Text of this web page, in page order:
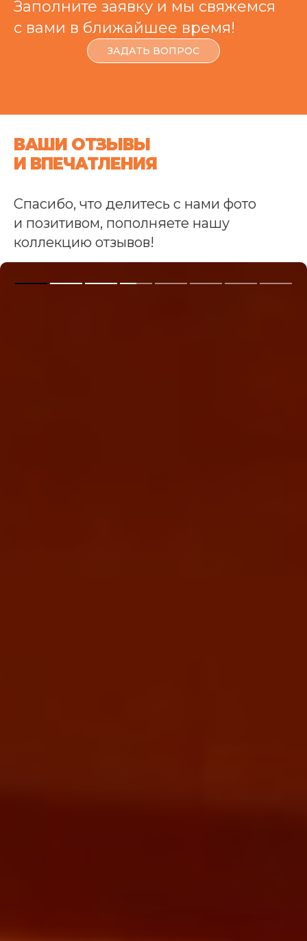
Заполните заявку и мы свяжемся
с вами в ближайшее время!
ЗАДАТЬ ВОПРОС
ВАШИ ОТЗЫВЫ
И ВПЕЧАТЛЕНИЯ
Спасибо, что делитесь с нами фото
и позитивом, пополняете нашу
коллекцию отзывов!